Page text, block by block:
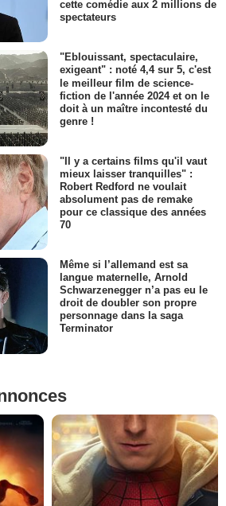
cette comédie aux 2 millions de
spectateurs
"Eblouissant, spectaculaire,
exigeant" : noté 4,4 sur 5, c'est
le meilleur film de science-
fiction de l'année 2024 et on le
doit à un maître incontesté du
genre !
"Il y a certains films qu'il vaut
mieux laisser tranquilles" :
Robert Redford ne voulait
absolument pas de remake
pour ce classique des années
70
Même si l’allemand est sa
langue maternelle, Arnold
Schwarzenegger n’a pas eu le
droit de doubler son propre
personnage dans la saga
Terminator